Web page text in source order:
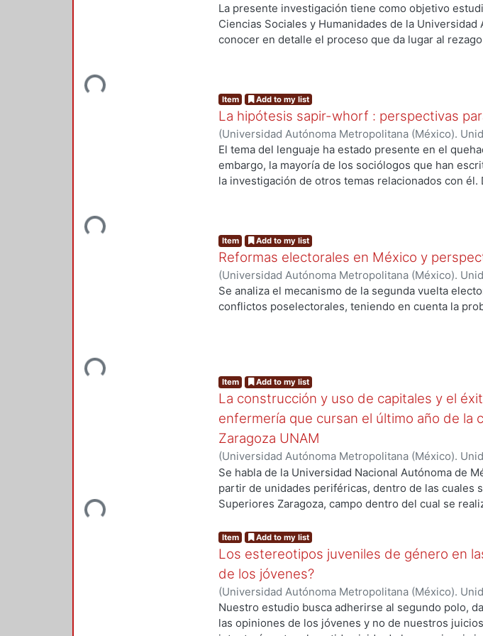
Loading...
2008-12)ACOSTA OCHOA, ABRIL
La presente investigación tiene como objetivo
Ciencias Sociales y Humanidades de la
conocer en detalle el proceso que da lugar al
Loading...
Item Add to my list
La hipótesis sapir-whorf : perspectivas
(Universidad Autónoma Metropolitana (México).
2009)ALDANA SANTANA, SELENE
El tema del lenguaje ha estado presente en el
embargo, la mayoría de los sociólogos que han
la investigación de otros temas relacionados con
estudio del lenguaje. Es por ello que considero que
construcción de una subdisciplina especializada
importancia y necesidad de una sociología del
reconstitución del mundo social. En el capítulo I de
el capítulo II se desarrolla y analiza
aciertos y posibles aportaciones a las sociologías
Loading...
Item Add to my list
Reformas electorales en México y
(Universidad Autónoma Metropolitana (México).
2009)Islas Cordero, Ledeshda
Se analiza el mecanismo de la segunda vuelta
conflictos poselectorales, teniendo en cuenta la
Loading...
Item Add to my list
La construcción y uso de capitales y el
enfermería que cursan el último año de la
Zaragoza UNAM
(Universidad Autónoma Metropolitana (México).
2009-03 )Mercado Marín, Silvia
Se habla de la Universidad Nacional Autónoma de
partir de unidades periféricas, dentro de las cuales
Superiores Zaragoza, campo dentro del cual se
organización, normas y hábitus propios
Item Add to my list
Los estereotipos juveniles de género en
de los jóvenes?
(Universidad Autónoma Metropolitana (México).
2009-05)Moreno Islas, María Dolores
Nuestro estudio busca adherirse al segundo polo,
las opiniones de los jóvenes y no de nuestros